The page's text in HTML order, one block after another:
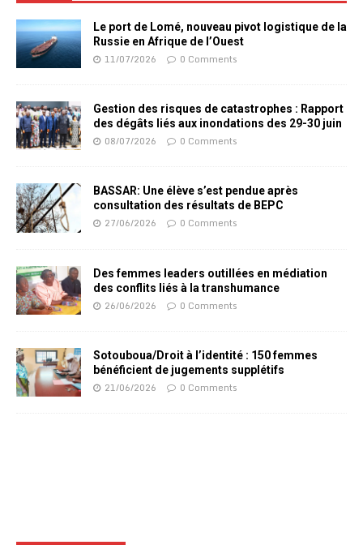
Le port de Lomé, nouveau pivot logistique de la
Russie en Afrique de l’Ouest
11/07/2026 0 Comments
Gestion des risques de catastrophes : Rapport
des dégâts liés aux inondations des 29-30 juin
08/07/2026 0 Comments
BASSAR: Une élève s’est pendue après
consultation des résultats de BEPC
27/06/2026 0 Comments
Des femmes leaders outillées en médiation
des conflits liés à la transhumance
26/06/2026 0 Comments
Sotouboua/Droit à l’identité : 150 femmes
bénéficient de jugements supplétifs
21/06/2026 0 Comments